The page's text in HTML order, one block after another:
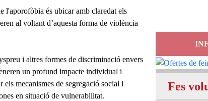
l'aporofòbia és ubicar amb claredat els
al voltant d’aquesta forma de violència
i altres formes de discriminació envers
un profund impacte individual i
mecanismes de segregació social i
en situació de vulnerabilitat.
Fes